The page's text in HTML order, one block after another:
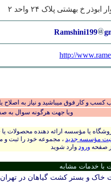
خ بهشتی پلاک ۲۴ واحد ۲
Ramshini199
http://
و کار فوق میباشید و نیاز به اصلاح
ویا جهت هرگونه سوال به
یا مؤسسه ارائه دهنده محصولات
مؤسسه جدید ، مجموعه خود را ثبت و
صفحه ورود وارد شوید
با خدمات مشابه
و بستر کشت گیاهان در تهران